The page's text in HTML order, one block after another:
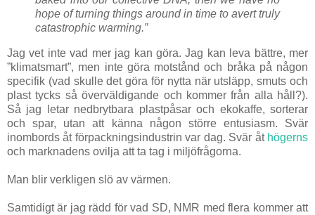
hope of turning things around in time to avert truly
catastrophic warming.”
Jag vet inte vad mer jag kan göra. Jag kan leva bättre, mer
”klimatsmart”, men inte göra motstånd och bråka på någon
specifik (vad skulle det göra för nytta när utsläpp, smuts och
plast tycks så överväldigande och kommer från alla håll?).
Så jag letar nedbrytbara plastpåsar och ekokaffe, sorterar
och spar, utan att känna någon större entusiasm. Svär
inombords åt förpackningsindustrin var dag. Svär åt högerns
och marknadens ovilja att ta tag i miljöfrågorna.
Man blir verkligen slö av värmen.
Samtidigt är jag rädd för vad SD, NMR med flera kommer att